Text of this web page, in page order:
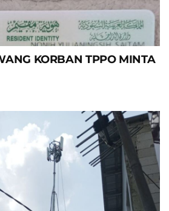
KORBAN TPPO MINTA